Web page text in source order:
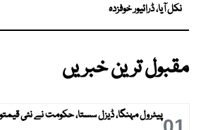
نکل آیا، ڈرائیور خوفزدہ
مقبول ترین خبریں
پیٹرول مہنگا، ڈیزل سستا، حکومت نے نئی